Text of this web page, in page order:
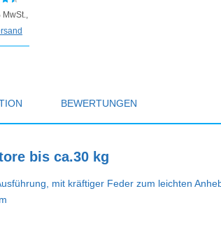
MwSt.,
BEWERTUNGEN
bis ca.30 kg
mit kräftiger Feder zum leichten